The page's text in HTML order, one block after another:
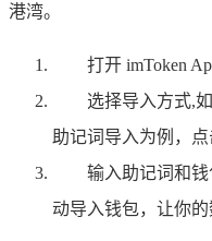
港湾。
打开 imToken
选择导入方式,
助记词导入为例，点
输入助记词和
动导入钱包，让你的